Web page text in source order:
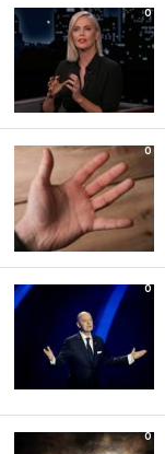
0
0
0
0